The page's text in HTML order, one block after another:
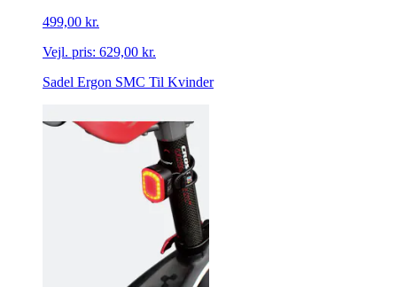
499,00 kr.
Vejl. pris: 629,00 kr.
Sadel Ergon SMC Til Kvinder